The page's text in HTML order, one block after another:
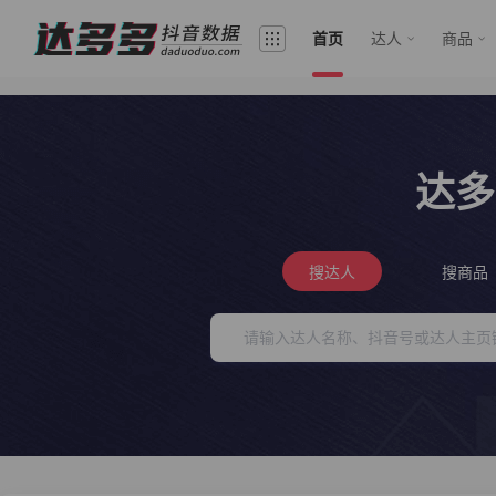
首页 达人 商品
达
搜达人 搜商品